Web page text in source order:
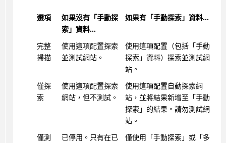
選項
如果沒有「手動探
索」資料...
如果有「手動探索」資料...
完整
掃描
使用這項配置探索
並測試網站。
使用這項配置（包括「手動
探索」資料）探索並測試網
站。
僅探
索
使用這項配置探索
網站，但不測試。
使用這項配置自動探索網
站，並將結果新增至「手動
探索」的結果。請勿測試網
站。
僅測
已停用。只有在已
僅使用「手動探索」或「多